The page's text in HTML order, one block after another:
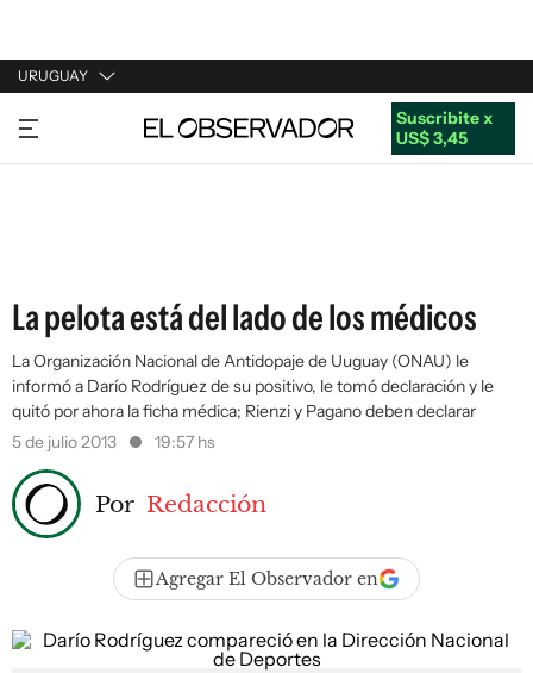
URUGUAY
URUGUAY
ARGENTINA
Suscribite x
US$ 3,45
La pelota está del lado de los médicos
La Organización Nacional de Antidopaje de Uuguay (ONAU) le
informó a Darío Rodríguez de su positivo, le tomó declaración y le
quitó por ahora la ficha médica; Rienzi y Pagano deben declarar
5 de julio 2013
19:57 hs
Por Redacción
Agregar El Observador en